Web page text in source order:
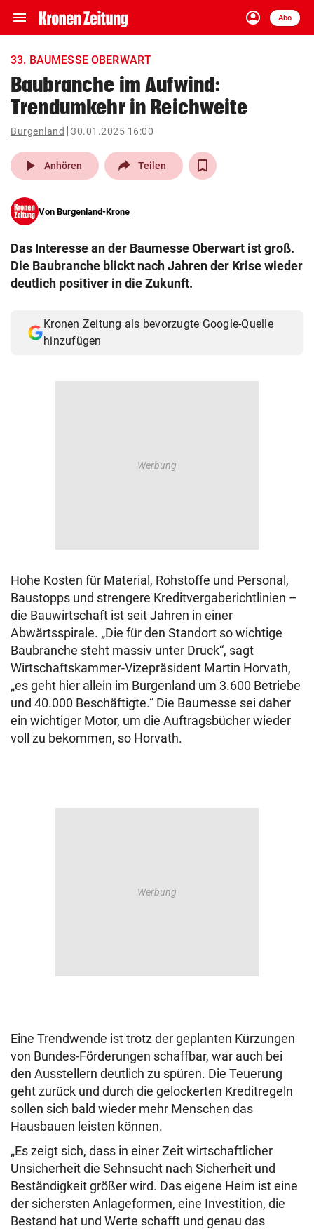
menu Navigation
ein-/ausklappen
account_circle
Anmelden
Abo
close Schließen
account_circle Anmelden
arrow_right
pin_drop
Wien arrow_right
search
eingeben
© Krone Multimedia GmbH & Co KG 2026
Muthgasse 2, 1190 Wien
33. BAUMESSE OBERWART
Baubranche im Aufwind:
Trendumkehr in Reichweite
Burgenland 30.01.2025 16:00
play_arrow Anhören Teilen
Von Burgenland-Krone
Das Interesse an der Baumesse Oberwart ist groß.
Die Baubranche blickt nach Jahren der Krise wieder
deutlich positiver in die Zukunft.
Kronen Zeitung als bevorzugte Google-Quelle
hinzufügen
Hohe Kosten für Material, Rohstoffe und Personal,
Baustopps und strengere Kreditvergaberichtlinien –
die Bauwirtschaft ist seit Jahren in einer
Abwärtsspirale. „Die für den Standort so wichtige
Baubranche steht massiv unter Druck“, sagt
Wirtschaftskammer-Vizepräsident Martin Horvath,
„es geht hier allein im Burgenland um 3.600 Betriebe
und 40.000 Beschäftigte.“ Die Baumesse sei daher
ein wichtiger Motor, um die Auftragsbücher wieder
voll zu bekommen, so Horvath.
Eine Trendwende ist trotz der geplanten Kürzungen
von Bundes-Förderungen schaffbar, war auch bei
den Ausstellern deutlich zu spüren. Die Teuerung
geht zurück und durch die gelockerten Kreditregeln
sollen sich bald wieder mehr Menschen das
Hausbauen leisten können.
„Es zeigt sich, dass in einer Zeit wirtschaftlicher
Unsicherheit die Sehnsucht nach Sicherheit und
Beständigkeit größer wird. Das eigene Heim ist eine
der sichersten Anlageformen, eine Investition, die
Bestand hat und Werte schafft und genau das